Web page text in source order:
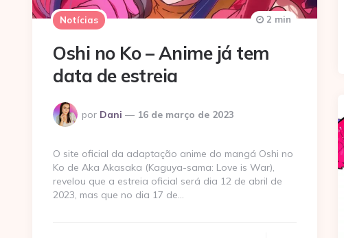
Notícias
Oshi no Ko – Anime já tem
data de estreia
Postado
por
por Dani 16 de março de 2023
2 min
O site oficial da adaptação anime do mangá Oshi no
Ko de Aka Akasaka (Kaguya-sama: Love is War),
revelou que a estreia oficial será dia 12 de abril de
2023, mas que no dia 17 de…